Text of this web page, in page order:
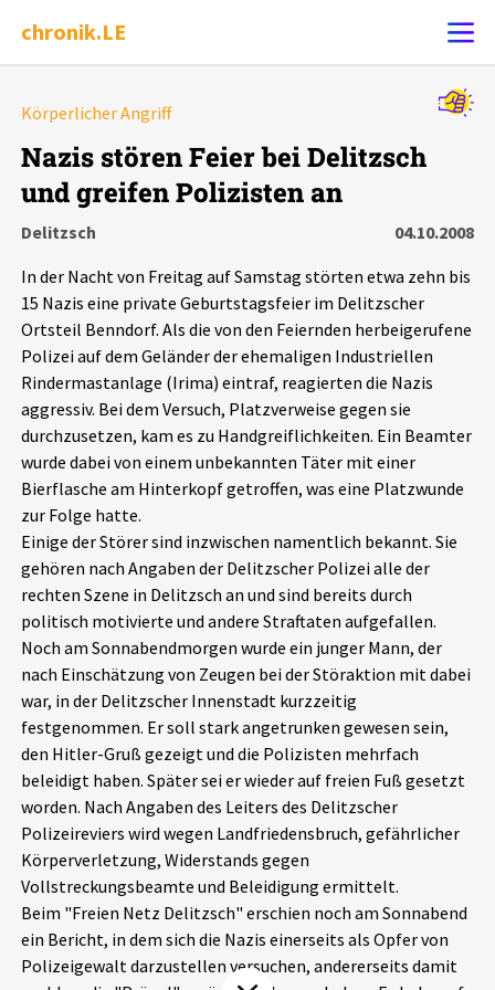
chronik.LE
Chronik
Leipziger Zustände
Schlaglichter
Phänomene
Aktuelles
Alle Beiträge
Veranstaltungen
Pressemitteilungen
Podcasts
Über uns
Projektbeschreibung
Kontakt
Unterstützer_innen
Spenden
chronik.LE in der Presse
Körperlicher Angriff
Nazis stören Feier bei Delitzsch
und greifen Polizisten an
Delitzsch
04.10.2008
In der Nacht von Freitag auf Samstag störten etwa zehn bis
15 Nazis eine private Geburtstagsfeier im Delitzscher
Ortsteil Benndorf. Als die von den Feiernden herbeigerufene
Polizei auf dem Geländer der ehemaligen Industriellen
Rindermastanlage (Irima) eintraf, reagierten die Nazis
aggressiv. Bei dem Versuch, Platzverweise gegen sie
durchzusetzen, kam es zu Handgreiflichkeiten. Ein Beamter
wurde dabei von einem unbekannten Täter mit einer
Bierflasche am Hinterkopf getroffen, was eine Platzwunde
zur Folge hatte.
Einige der Störer sind inzwischen namentlich bekannt. Sie
gehören nach Angaben der Delitzscher Polizei alle der
rechten Szene in Delitzsch an und sind bereits durch
politisch motivierte und andere Straftaten aufgefallen.
Noch am Sonnabendmorgen wurde ein junger Mann, der
nach Einschätzung von Zeugen bei der Störaktion mit dabei
war, in der Delitzscher Innenstadt kurzzeitig
festgenommen. Er soll stark angetrunken gewesen sein,
den Hitler-Gruß gezeigt und die Polizisten mehrfach
beleidigt haben. Später sei er wieder auf freien Fuß gesetzt
worden. Nach Angaben des Leiters des Delitzscher
Polizeireviers wird wegen Landfriedensbruch, gefährlicher
Körperverletzung, Widerstands gegen
Vollstreckungsbeamte und Beleidigung ermittelt.
Beim "Freien Netz Delitzsch" erschien noch am Sonnabend
ein Bericht, in dem sich die Nazis einerseits als Opfer von
Polizeigewalt darzustellen versuchen, andererseits damit
Alle Ereignisse
Ereignisse
Ereignisse Statistik